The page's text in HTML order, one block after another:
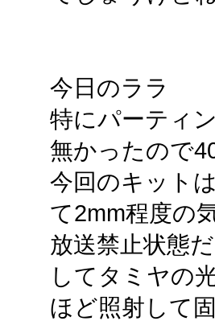
今日のララ
特にパーティ
無かったので
今回のキット
て2mm程度の
放送禁止状態
してタミヤの
ほど照射して